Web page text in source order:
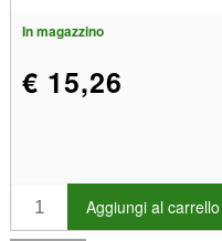
20,00 mm (8)
22,00 mm (4)
4.30mm (1)
3,40 mm (5)
In magazzino
€ 15,26
Aggiungi al carrello